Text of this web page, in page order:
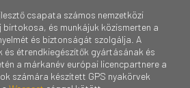
csapata számos nemzetközi
birtokosa, és munkájuk közismerten a
és biztonságát szolgálja. A
és étrendkiegészítők gyártásának és
a márkanév európai licencpartnere a
számára készített GPS nyakörvek